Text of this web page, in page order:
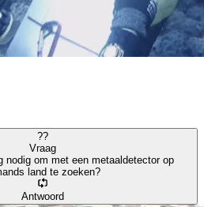
??
Vraag
nodig om met een metaaldetector op
land te zoeken?
Antwoord